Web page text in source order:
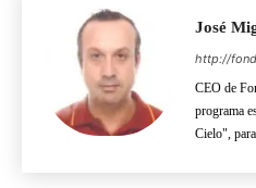
José
http://
CEO de
programa
Cielo",